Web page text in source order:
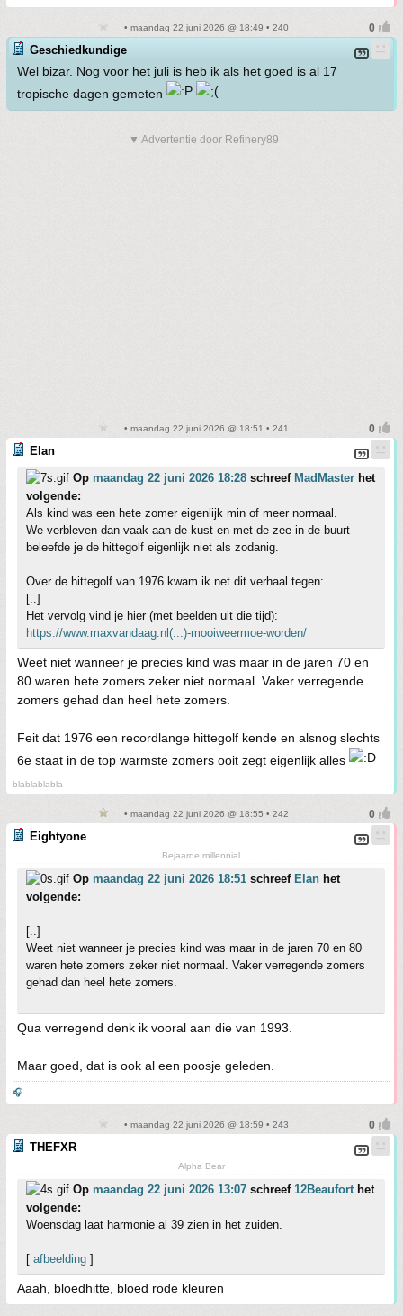
• maandag 22 juni 2026 @ 18:49 • 240
Geschiedkundige
Wel bizar. Nog voor het juli is heb ik als het goed is al 17
tropische dagen gemeten
▼ Advertentie door Refinery89
• maandag 22 juni 2026 @ 18:51 • 241
Elan
Op maandag 22 juni 2026 18:28 schreef MadMaster het
volgende:
Als kind was een hete zomer eigenlijk min of meer normaal.
We verbleven dan vaak aan de kust en met de zee in de buurt
beleefde je de hittegolf eigenlijk niet als zodanig.
Over de hittegolf van 1976 kwam ik net dit verhaal tegen:
[..]
Het vervolg vind je hier (met beelden uit die tijd):
https://www.maxvandaag.nl(...)-mooiweermoe-worden/
Weet niet wanneer je precies kind was maar in de jaren 70 en
80 waren hete zomers zeker niet normaal. Vaker verregende
zomers gehad dan heel hete zomers.
Feit dat 1976 een recordlange hittegolf kende en alsnog slechts
6e staat in de top warmste zomers ooit zegt eigenlijk alles
blablablabla
• maandag 22 juni 2026 @ 18:55 • 242
Eightyone
Bejaarde millennial
Op maandag 22 juni 2026 18:51 schreef Elan het
volgende:
[..]
Weet niet wanneer je precies kind was maar in de jaren 70 en 80
waren hete zomers zeker niet normaal. Vaker verregende zomers
gehad dan heel hete zomers.
Qua verregend denk ik vooral aan die van 1993.
Maar goed, dat is ook al een poosje geleden.
🎧
• maandag 22 juni 2026 @ 18:59 • 243
THEFXR
Alpha Bear
Op maandag 22 juni 2026 13:07 schreef 12Beauforthet
volgende:
Woensdag laat harmonie al 39 zien in het zuiden.
[ afbeelding ]
Aaah, bloedhitte, bloed rode kleuren